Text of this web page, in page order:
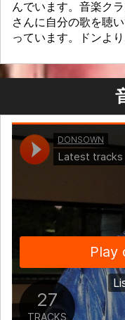
んでいます。音楽ク
さんに自分の歌を聴
っています。ドンより